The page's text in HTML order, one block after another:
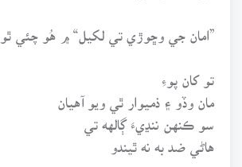
”امان جي وڇوڙي تي لکيل“ ۾ هُو چئي ٿو:
تو کان پوءِ
مان وڏو ۽ ذميوار ٿي ويو آهيان
سو ڪنهن ننڍيءَ ڳالهه تي
هاڻي ضد به نه ٿيندو